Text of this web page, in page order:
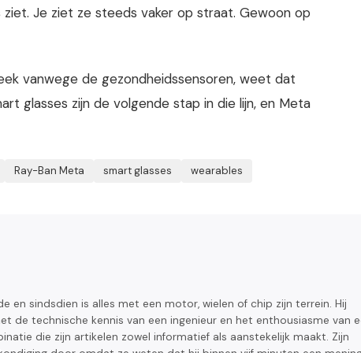
Je ziet ze steeds vaker op straat. Gewoon op
vanwege de gezondheidssensoren, weet dat
glasses zijn de volgende stap in die lijn, en Meta
Ray-Ban Meta smart glasses wearables
en sindsdien is alles met een motor, wielen of chip zijn terrein. Hij
de technische kennis van een ingenieur en het enthousiasme van
die zijn artikelen zowel informatief als aanstekelijk maakt. Zijn